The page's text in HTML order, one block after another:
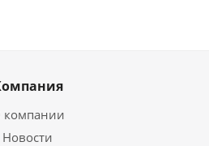
компании
Новости